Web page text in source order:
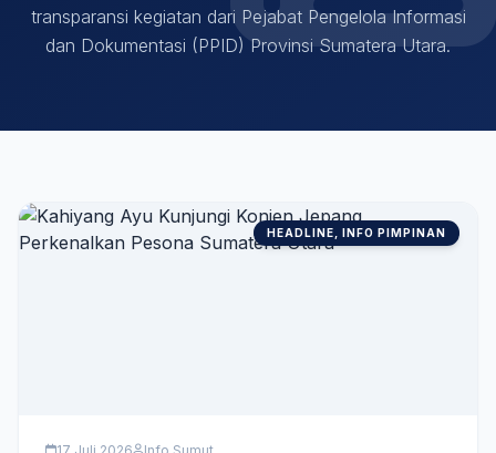
transparansi kegiatan dari Pejabat Pengelola Informasi
dan Dokumentasi (PPID) Provinsi Sumatera Utara.
HEADLINE, INFO PIMPINAN
17 Juli 2026 Info Sumut